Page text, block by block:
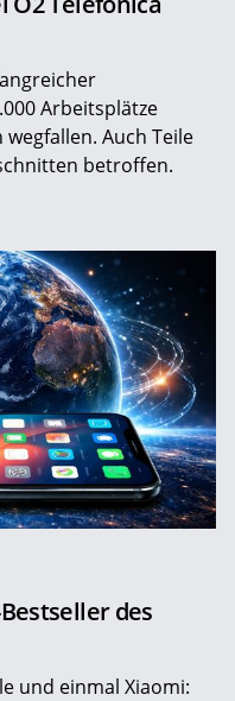
Arbeitsplätze
Auch Teile
betroffen.
des
und einmal Xiaomi: